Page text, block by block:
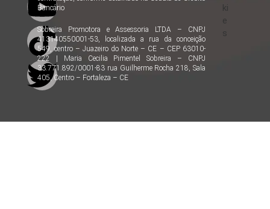
Bancário
Sobreira Promotora e Assessoria LTDA – CNPJ
413140550001-53, localizada a rua da conceição
549, centro – Juazeiro do Norte – CE – CEP 63010-
222 | Maria Cecilia Pimentel Sobreira – CNPJ
33.771.892/0001-83 rua Guilherme Rocha 218, Sala
405, Centro – Fortaleza – CE
ki
e
s